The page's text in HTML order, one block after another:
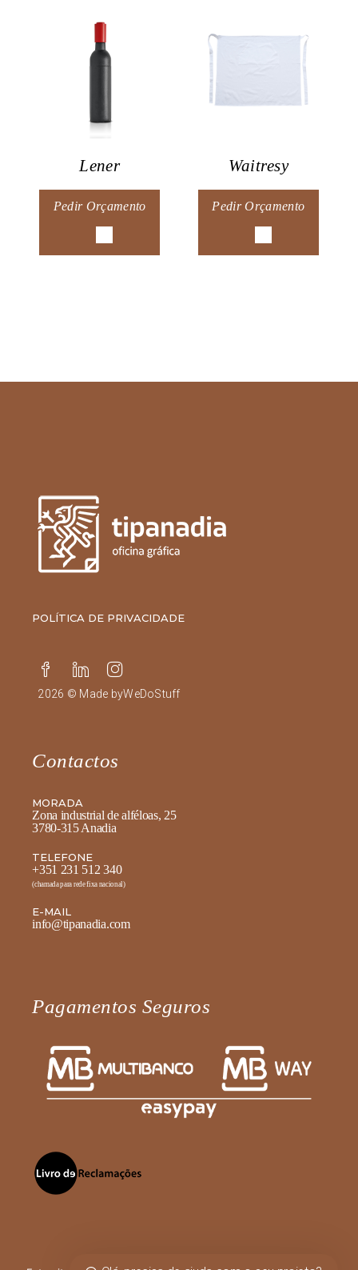
Lener
Pedir Orçamento
Waitresy
Pedir Orçamento
POLÍTICA DE PRIVACIDADE
2026 © Made byWeDoStuff
Contactos
MORADA
Zona industrial de alféloas, 25
3780-315 Anadia
TELEFONE
+351 231 512 340
(chamada para rede fixa nacional)
E-MAIL
info@tipanadia.com
Pagamentos Seguros